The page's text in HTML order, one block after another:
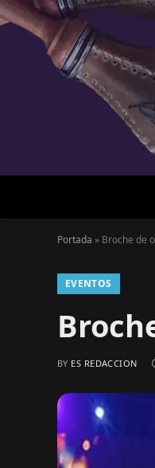
Portada » Broche de
EVENTOS
BY ES REDACCION